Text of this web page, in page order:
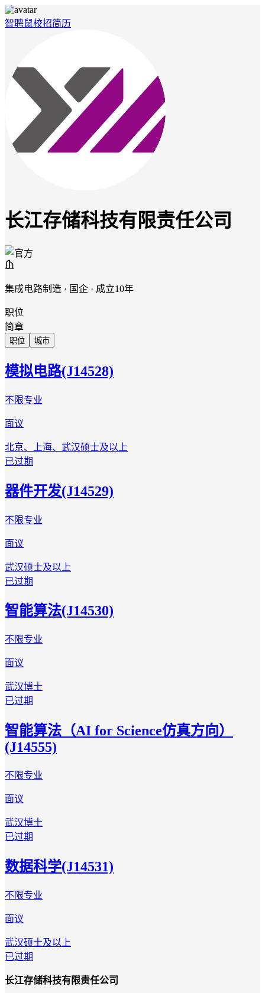
智聘鼠校招简历
长江存储科技有限责任公司
集成电路制造 · 国企 · 成立10年
职位
简章
职位 城市
模拟电路(J14528)
不限专业
面议
北京、上海、武汉硕士及以上
已过期
器件开发(J14529)
不限专业
面议
武汉硕士及以上
已过期
智能算法(J14530)
不限专业
面议
武汉博士
已过期
智能算法（AI for Science仿真方向）
(J14555)
不限专业
面议
武汉博士
已过期
数据科学(J14531)
不限专业
面议
武汉硕士及以上
已过期
长江存储科技有限责任公司